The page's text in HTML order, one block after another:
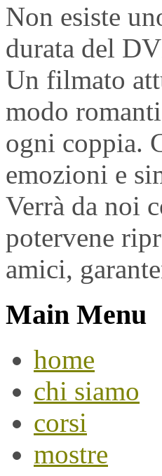
Non esiste
durata del
Un filmato
modo
ogni coppia.
emozioni e
Verrà da noi
potervene
amici,
Main Menu
home
chi siamo
corsi
mostre